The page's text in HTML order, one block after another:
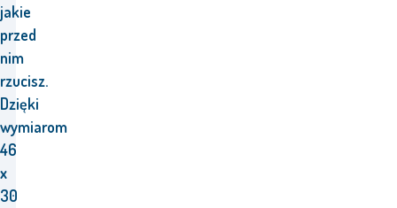
jakie
przed
nim
rzucisz.
Dzięki
wymiarom
46
x
30